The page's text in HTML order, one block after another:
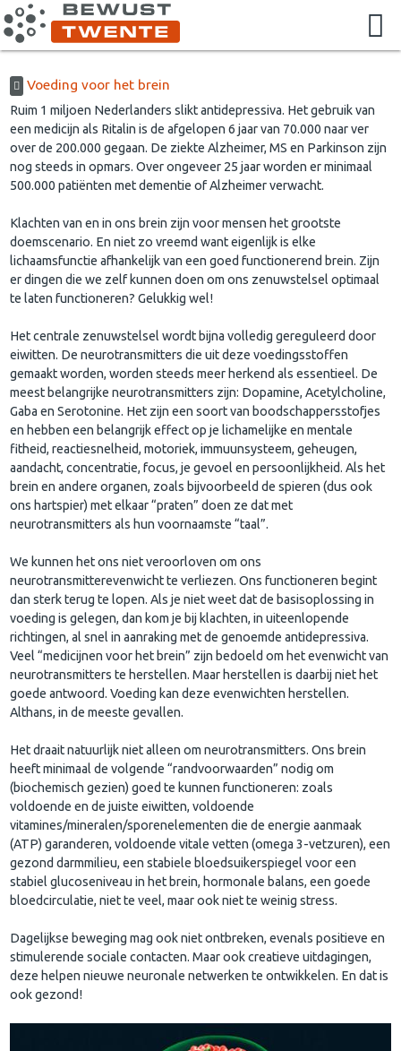
Voeding voor het brein
Ruim 1 miljoen Nederlanders slikt antidepressiva. Het gebruik van
een medicijn als Ritalin is de afgelopen 6 jaar van 70.000 naar ver
over de 200.000 gegaan. De ziekte Alzheimer, MS en Parkinson zijn
nog steeds in opmars. Over ongeveer 25 jaar worden er minimaal
500.000 patiënten met dementie of Alzheimer verwacht.
Klachten van en in ons brein zijn voor mensen het grootste
doemscenario. En niet zo vreemd want eigenlijk is elke
lichaamsfunctie afhankelijk van een goed functionerend brein. Zijn
er dingen die we zelf kunnen doen om ons zenuwstelsel optimaal
te laten functioneren? Gelukkig wel!
Het centrale zenuwstelsel wordt bijna volledig gereguleerd door
eiwitten. De neurotransmitters die uit deze voedingsstoffen
gemaakt worden, worden steeds meer herkend als essentieel. De
meest belangrijke neurotransmitters zijn: Dopamine, Acetylcholine,
Gaba en Serotonine. Het zijn een soort van boodschappersstofjes
en hebben een belangrijk effect op je lichamelijke en mentale
fitheid, reactiesnelheid, motoriek, immuunsysteem, geheugen,
aandacht, concentratie, focus, je gevoel en persoonlijkheid. Als het
brein en andere organen, zoals bijvoorbeeld de spieren (dus ook
ons hartspier) met elkaar “praten” doen ze dat met
neurotransmitters als hun voornaamste “taal”.
We kunnen het ons niet veroorloven om ons
neurotransmitterevenwicht te verliezen. Ons functioneren begint
dan sterk terug te lopen. Als je niet weet dat de basisoplossing in
voeding is gelegen, dan kom je bij klachten, in uiteenlopende
richtingen, al snel in aanraking met de genoemde antidepressiva.
Veel “medicijnen voor het brein” zijn bedoeld om het evenwicht van
neurotransmitters te herstellen. Maar herstellen is daarbij niet het
goede antwoord. Voeding kan deze evenwichten herstellen.
Althans, in de meeste gevallen.
Het draait natuurlijk niet alleen om neurotransmitters. Ons brein
heeft minimaal de volgende “randvoorwaarden” nodig om
(biochemisch gezien) goed te kunnen functioneren: zoals
voldoende en de juiste eiwitten, voldoende
vitamines/mineralen/sporenelementen die de energie aanmaak
(ATP) garanderen, voldoende vitale vetten (omega 3-vetzuren), een
gezond darmmilieu, een stabiele bloedsuikerspiegel voor een
stabiel glucoseniveau in het brein, hormonale balans, een goede
bloedcirculatie, niet te veel, maar ook niet te weinig stress.
Dagelijkse beweging mag ook niet ontbreken, evenals positieve en
stimulerende sociale contacten. Maar ook creatieve uitdagingen,
deze helpen nieuwe neuronale netwerken te ontwikkelen. En dat is
ook gezond!